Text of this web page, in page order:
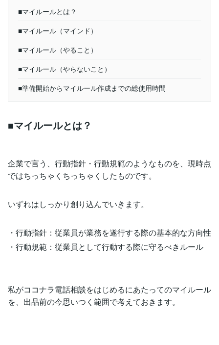
■マイルールとは？
■マイルール（マインド）
■マイルール（やること）
■マイルール（やらないこと）
■準備開始からマイルール作成までの総使用時間
■マイルールとは？
企業で言う、行動指針・行動規範のようなものを、現時点
ではちっちゃくちっちゃくしたものです。
いずれはしっかり創り込んでいきます。
・行動指針：従業員が業務を遂行する際の基本的な方向性
・行動規範：従業員として行動する際に守るべきルール
私がココナラ電話相談をはじめるにあたってのマイルール
を、出品前の今思いつく範囲で考えておきます。